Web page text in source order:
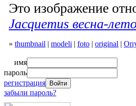
Это изображение
Jacquemus весна-
» thumbnail | modeli | foto | original |
имя
пароль
регистрация
забыли пароль?